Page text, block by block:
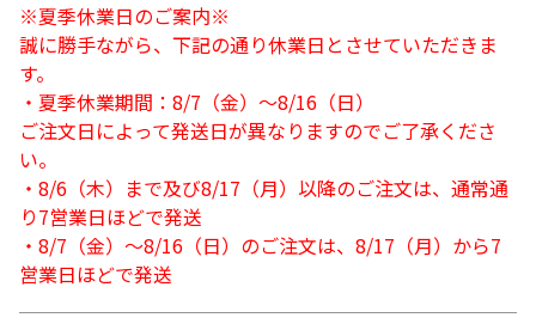
※夏季休業日のご案内※
誠に勝手ながら、下記の通り休業日とさせていただきま
す。
・夏季休業期間：8/7（金）～8/16（日）
ご注文日によって発送日が異なりますのでご了承くださ
い。
・8/6（木）まで及び8/17（月）以降のご注文は、通常通
り7営業日ほどで発送
・8/7（金）～8/16（日）のご注文は、8/17（月）から7
営業日ほどで発送